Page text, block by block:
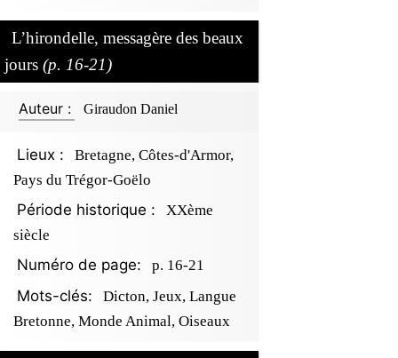
L’hirondelle, messagère des beaux
jours (p. 16-21)
Auteur : Giraudon Daniel
Lieux :
Bretagne, Côtes-d'Armor,
Pays du Trégor-Goëlo
Période historique :
XXème
siècle
Numéro de page: p. 16-21
Mots-clés:
Dicton, Jeux, Langue
Bretonne, Monde Animal, Oiseaux